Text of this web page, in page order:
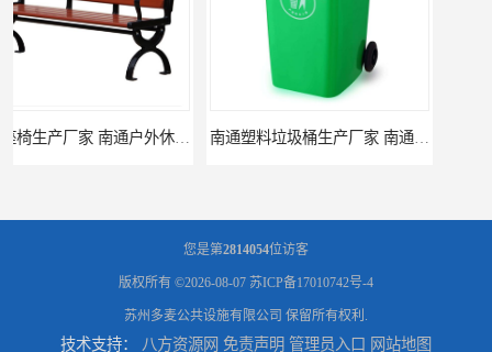
南通塑料垃圾桶生产厂家 南通塑料分类垃圾桶定做 南通小区垃圾桶批发价格
您是第2814054位访客
版权所有 ©2026-08-07 苏ICP备17010742号-4
苏州多麦公共设施有限公司 保留所有权利.
技术支持： 八方资源网 免责声明 管理员入口 网站地图